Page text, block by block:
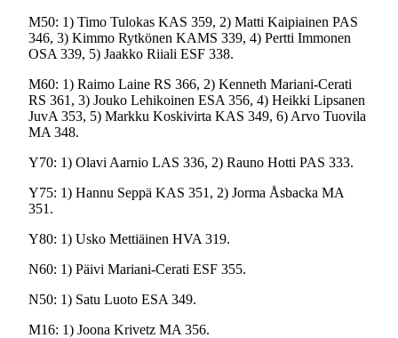
M50: 1) Timo Tulokas KAS 359, 2) Matti Kaipiainen PAS
346, 3) Kimmo Rytkönen KAMS 339, 4) Pertti Immonen
OSA 339, 5) Jaakko Riiali ESF 338.
M60: 1) Raimo Laine RS 366, 2) Kenneth Mariani-Cerati
RS 361, 3) Jouko Lehikoinen ESA 356, 4) Heikki Lipsanen
JuvA 353, 5) Markku Koskivirta KAS 349, 6) Arvo Tuovila
MA 348.
Y70: 1) Olavi Aarnio LAS 336, 2) Rauno Hotti PAS 333.
Y75: 1) Hannu Seppä KAS 351, 2) Jorma Åsbacka MA
351.
Y80: 1) Usko Mettiäinen HVA 319.
N60: 1) Päivi Mariani-Cerati ESF 355.
N50: 1) Satu Luoto ESA 349.
M16: 1) Joona Krivetz MA 356.